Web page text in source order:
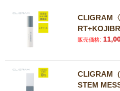
CLIGRAM
販売価格:
CLIGRAM
STEM